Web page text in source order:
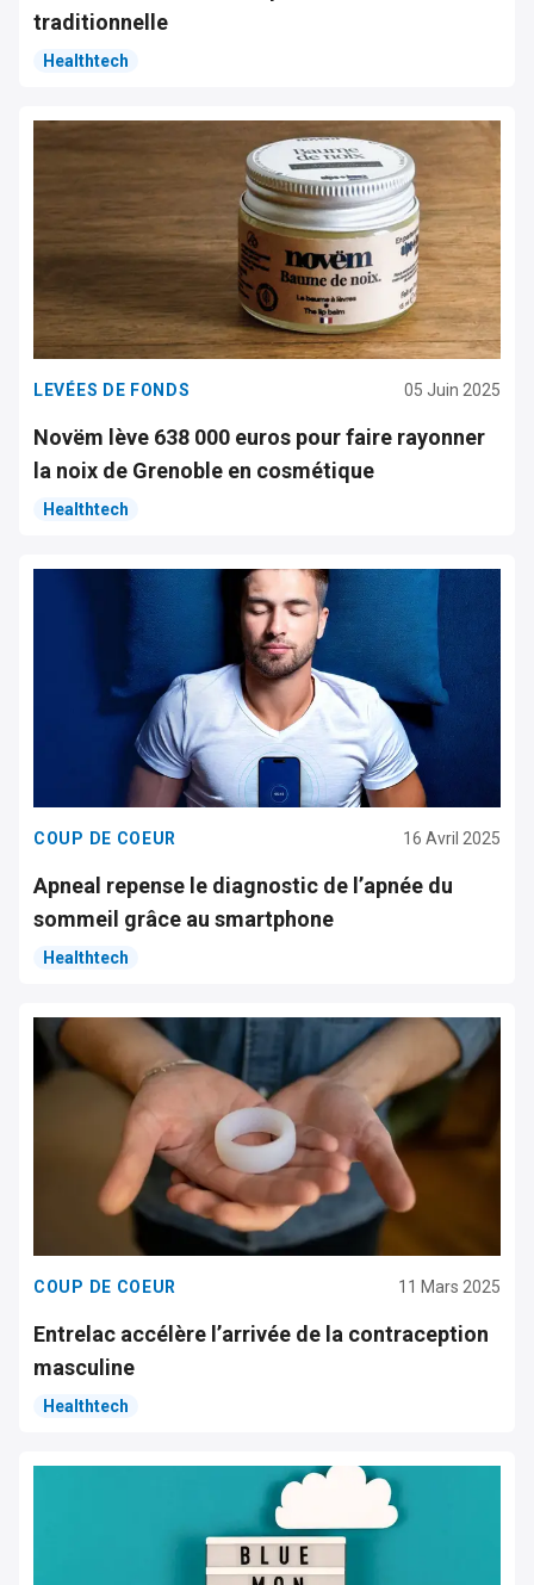
traditionnelle
Healthtech
LEVÉES DE FONDS 05 Juin 2025
Novëm lève 638 000 euros pour faire rayonner
la noix de Grenoble en cosmétique
Healthtech
COUP DE COEUR 16 Avril 2025
Apneal repense le diagnostic de l’apnée du
sommeil grâce au smartphone
Healthtech
COUP DE COEUR 11 Mars 2025
Entrelac accélère l’arrivée de la contraception
masculine
Healthtech